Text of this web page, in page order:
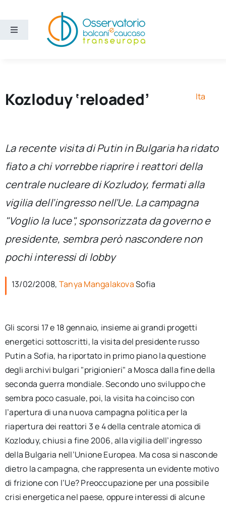
contenuto
Toggle
Sezioni
Chi siamo
Cerca
Newsletter
Kozloduy ‘reloaded’ Ita
La recente visita di Putin in Bulgaria ha ridato
fiato a chi vorrebbe riaprire i reattori della
centrale nucleare di Kozludoy, fermati alla
vigilia dell’ingresso nell’Ue. La campagna
"Voglio la luce", sponsorizzata da governo e
presidente, sembra però nascondere non
pochi interessi di lobby
13/02/2008, Tanya MangalakovaSofia
Gli scorsi 17 e 18 gennaio, insieme ai grandi progetti
energetici sottoscritti, la visita del presidente russo
Putin a Sofia, ha riportato in primo piano la questione
degli archivi bulgari "prigionieri" a Mosca dalla fine della
seconda guerra mondiale. Secondo uno sviluppo che
sembra poco casuale, poi, la visita ha coinciso con
l’apertura di una nuova campagna politica per la
riapertura dei reattori 3 e 4 della centrale atomica di
Kozloduy, chiusi a fine 2006, alla vigilia dell’ingresso
della Bulgaria nell’Unione Europea. Ma cosa si nasconde
dietro la campagna, che rappresenta un evidente motivo
di frizione con l’Ue? Preoccupazione per una possibile
crisi energetica nel paese, oppure interessi di alcune